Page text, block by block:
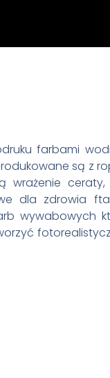
farbami
są z
wrażenie
dla zdrowia
wywabowych